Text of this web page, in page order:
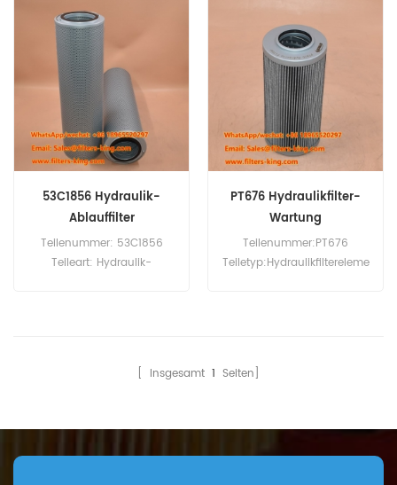
Stück 07063-01100
Hydraulikfilter-Querverweis
P557380 HF6101
Verwendung für Komatsu
D155 D50A D50P D50PL
PC100 PC100-1 PC100-2
PC100-3 PC150LC PC160
PC1600-1 PW170-6 WA180-
3 WA300-1.
Stück
53C1856 Hydraulik-
Ablauffilter
Teilenummer: 53C1856
Teileart: Hydraulik-
PT676 Hydraulikfilter-
Wartung
Teilenummer:PT676
Teiletyp:Hydraulikfiltereleme
[ Insgesamt 1 Seiten]